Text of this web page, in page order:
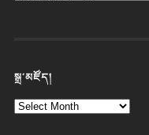
སྒྲ་མཛོད།